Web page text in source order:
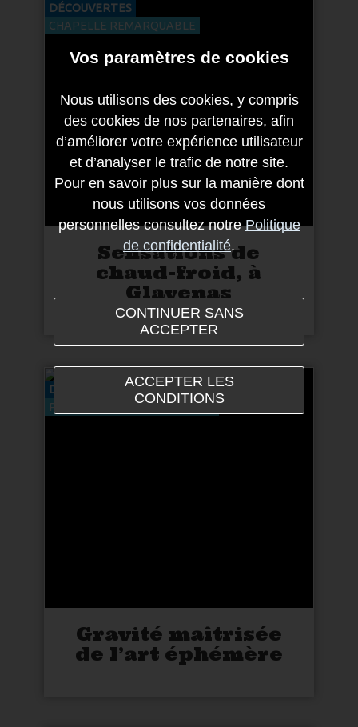
Vos paramètres de cookies
Nous utilisons des cookies, y compris
des cookies de nos partenaires, afin
d’améliorer votre expérience utilisateur
et d’analyser le trafic de notre site.
Pour en savoir plus sur la manière dont
nous utilisons vos données
personnelles consultez notrePolitique
de confidentialité.
CONTINUER SANS
ACCEPTER
ACCEPTER LES
CONDITIONS
DÉCOUVERTES
CHAPELLE REMARQUABLE
Sensations de
chaud-froid, à
Glavenas
DÉCOUVERTES
PERSÉVÉRANCE ET ÉQUILBRE
Gravité maîtrisée
de l’art éphémère